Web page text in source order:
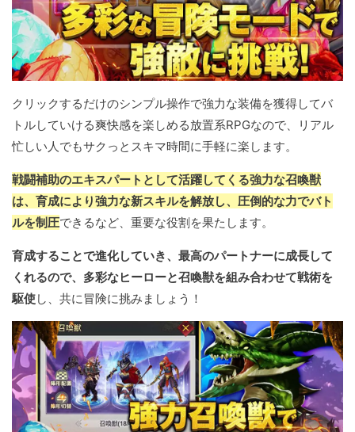
クリックするだけのシンプル操作で強力な装備を獲得してバ
トルしていける爽快感を楽しめる放置系RPGなので、リアル
忙しい人でもサクっとスキマ時間に手軽に楽します。
戦闘補助のエキスパートとして活躍してくる強力な召喚獣
は、育成により強力な新スキルを解放し、圧倒的な力でバト
ルを制圧できるなど、重要な役割を果たします。
育成することで進化していき、最高のパートナーに成長して
くれるので、多彩なヒーローと召喚獣を組み合わせて戦術を
駆使し、共に冒険に挑みましょう！